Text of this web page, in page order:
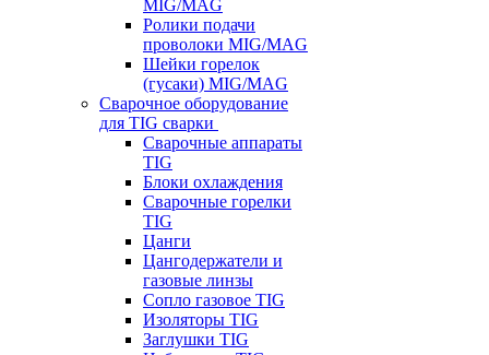
MIG/MAG
Ролики подачи
проволоки MIG/MAG
Шейки горелок
(гусаки) MIG/MAG
Сварочное оборудование
для TIG сварки
Сварочные аппараты
TIG
Блоки охлаждения
Сварочные горелки
TIG
Цанги
Цангодержатели и
газовые линзы
Сопло газовое TIG
Изоляторы TIG
Заглушки TIG